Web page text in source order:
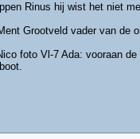
Rinus hij wist het niet
Grootveld vader van de
foto Vl-7 Ada: vooraan